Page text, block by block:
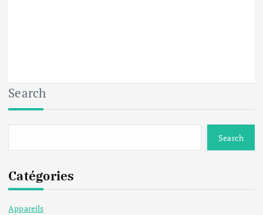
Search
Search
Catégories
Appareils